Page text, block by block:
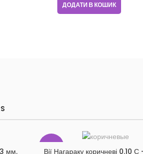
ДОДАТИ В КОШИК
мм. Вії Нагараку коричневі 0.10